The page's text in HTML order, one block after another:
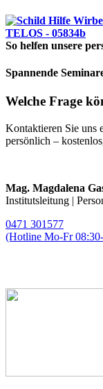
So helfen unsere
Spannende
Welche Frage
Kontaktieren Sie uns
persönlich –
Mag. Magdalena
Institutsleitung |
0471 301577
(Hotline Mo-Fr